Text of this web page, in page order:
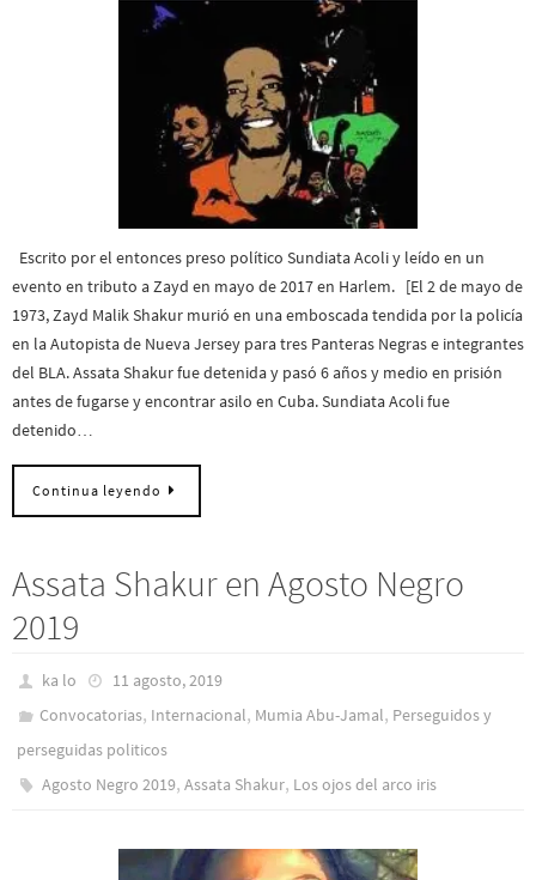
Escrito por el entonces preso político Sundiata Acoli y leído en un
evento en tributo a Zayd en mayo de 2017 en Harlem. [El 2 de mayo de
1973, Zayd Malik Shakur murió en una emboscada tendida por la policía
en la Autopista de Nueva Jersey para tres Panteras Negras e integrantes
del BLA. Assata Shakur fue detenida y pasó 6 años y medio en prisión
antes de fugarse y encontrar asilo en Cuba. Sundiata Acoli fue
detenido…
Continua leyendo
Assata Shakur en Agosto Negro
2019
ka lo
11 agosto, 2019
Convocatorias, Internacional, Mumia Abu-Jamal, Perseguidos y
perseguidas politicos
Agosto Negro 2019,Assata Shakur, Los ojos del arco iris